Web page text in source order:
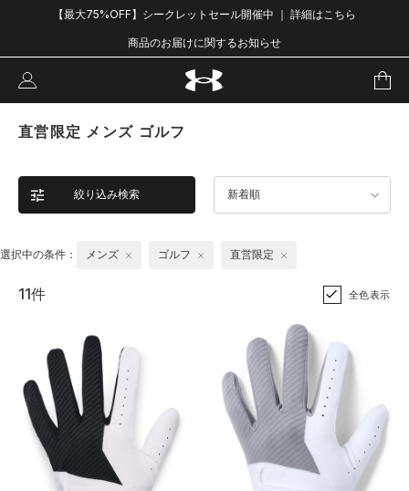
【最大75%OFF】シークレットセール開催中 ｜ 詳細はこちら
商品のお届けに関するお知らせ
直営限定 メンズ ゴルフ
絞り込み検索 新着順
選択中の条件： メンズ ゴルフ 直営限定
11件 全色表示